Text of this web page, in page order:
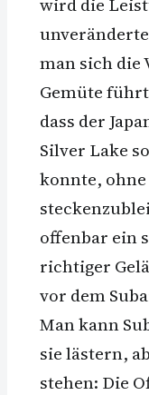
man sich die
Gemüte
dass der
Silver Lake
konnte,
offenbar ein
richtiger
vor dem
Man kann
sie lästern,
stehen: Die